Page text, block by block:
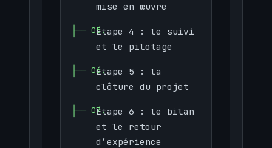
mise en œuvre
Étape 4 : le suivi
et le pilotage
Étape 5 : la
clôture du projet
Étape 6 : le bilan
et le retour
d’expérience